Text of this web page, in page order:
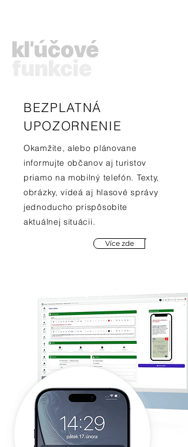
kľúčové
BEZPLATNÁ
UPOZORNENIE
Okamžite, alebo plánovane
informujte občanov aj turistov
priamo na mobilný telefón. Texty,
obrázky, videá aj hlasové správy
jednoducho prispôsobíte
aktuálnej situácii.
Více zde